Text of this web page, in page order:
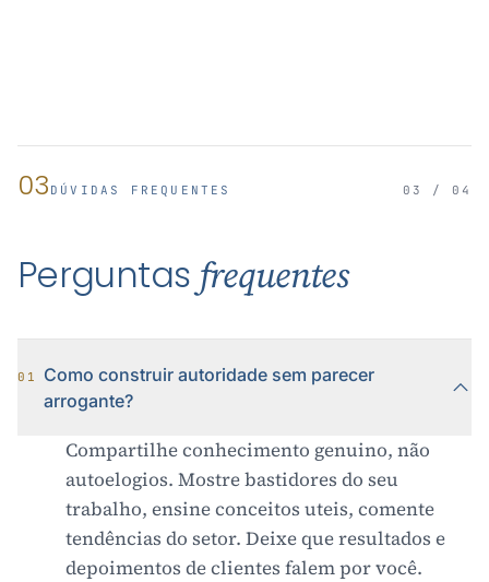
03 DÚVIDAS FREQUENTES 03 / 04
Perguntas frequentes
01
Como construir autoridade sem parecer
arrogante?
Compartilhe conhecimento genuino, não
autoelogios. Mostre bastidores do seu
trabalho, ensine conceitos uteis, comente
tendências do setor. Deixe que resultados e
depoimentos de clientes falem por você.